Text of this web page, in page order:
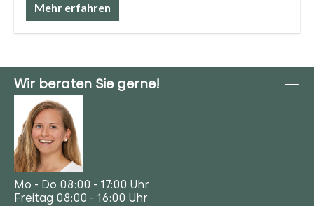
Mehr erfahren
Wir beraten Sie gerne!
Mo - Do 08:00 - 17:00 Uhr
Freitag 08:00 - 16:00 Uhr